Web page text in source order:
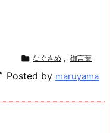
 なぐさめ , 御言葉
Posted by maruyama